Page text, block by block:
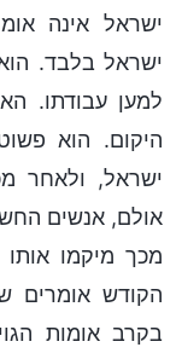
ישראל אינה
ישראל בלבד.
למען עבודתו.
היקום. הוא
ישראל, ולאחר
אולם, אנשים
מכך מיקמו
הקודש אומרים
בקרב אומות